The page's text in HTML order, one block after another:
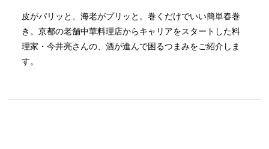
皮がパリッと、海老がプリッと。巻くだけでいい簡単春巻
き。京都の老舗中華料理店からキャリアをスタートした料
理家・今井亮さんの、酒が進んで困るつまみをご紹介しま
す。